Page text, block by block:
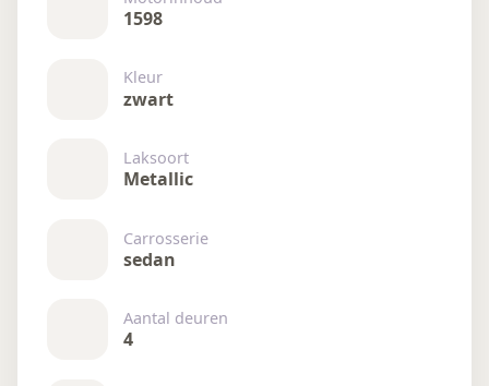
1598
Kleur
zwart
Laksoort
Metallic
Carrosserie
sedan
Aantal deuren
4